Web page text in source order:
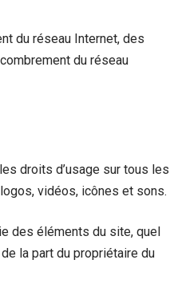
du réseau Internet, des
du réseau
droits d’usage sur tous les
vidéos, icônes et sons.
des éléments du site, quel
la part du propriétaire du